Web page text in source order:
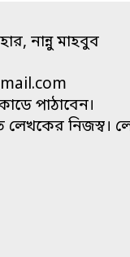
নান্নু মাহবুব
পাঠাবেন।
লেখকের নিজস্ব।